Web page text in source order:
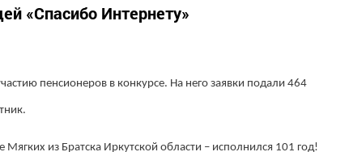
«Спасибо Интернету»
пенсионеров в конкурсе. На него заявки подали 464
из Братска Иркутской области – исполнился 101 год!